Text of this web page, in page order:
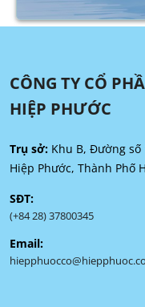
CÔNG TY CỔ
HIỆP PHƯỚC
Trụ sở: Khu B, Đường số
Hiệp Phước, Thành Phố
SĐT:
(+84 28) 37800345
Email: